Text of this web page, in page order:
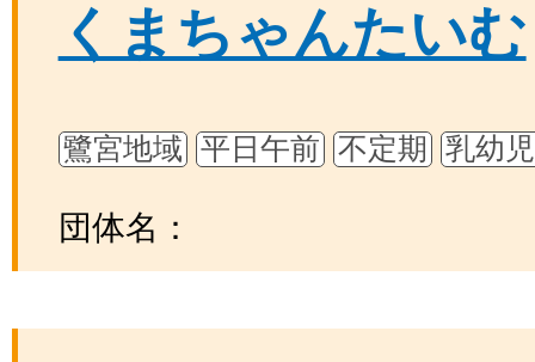
くまちゃんたいむ
鷺宮地域 平日午前 不定期 乳幼
団体名：